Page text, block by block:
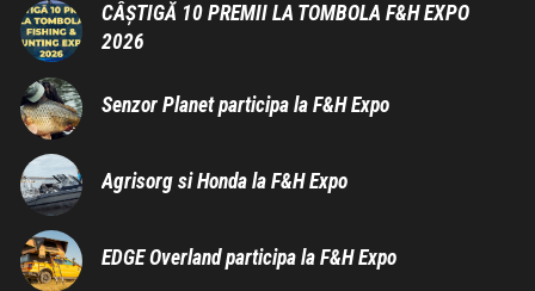
CÂȘTIGĂ 10 PREMII LA TOMBOLA F&H EXPO
2026
Senzor Planet participa la F&H Expo
Agrisorg si Honda la F&H Expo
EDGE Overland participa la F&H Expo